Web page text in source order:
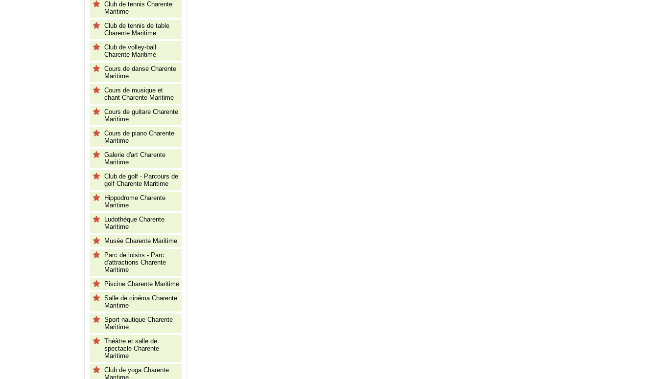
Club de tennis Charente
Maritime
Club de tennis de table
Charente Maritime
Club de volley-ball
Charente Maritime
Cours de danse Charente
Maritime
Cours de musique et
chant Charente Maritime
Cours de guitare Charente
Maritime
Cours de piano Charente
Maritime
Galerie d'art Charente
Maritime
Club de golf - Parcours de
golf Charente Maritime
Hippodrome Charente
Maritime
Ludothèque Charente
Maritime
Musée Charente Maritime
Parc de loisirs - Parc
d'attractions Charente
Maritime
Piscine Charente Maritime
Salle de cinéma Charente
Maritime
Sport nautique Charente
Maritime
Théâtre et salle de
spectacle Charente
Maritime
Club de yoga Charente
Maritime